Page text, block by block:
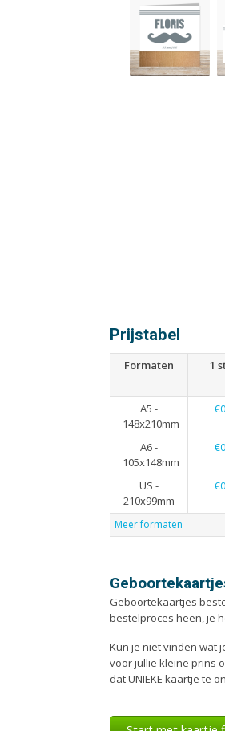
Prijstabel
Formaten 1
A5 -
148x210mm
A6 -
105x148mm
US -
210x99mm
Meer formaten
Geboortekaartjes
bestelproces heen, je
Kun je niet vinden wat
voor jullie kleine prins
dat UNIEKE kaartje te